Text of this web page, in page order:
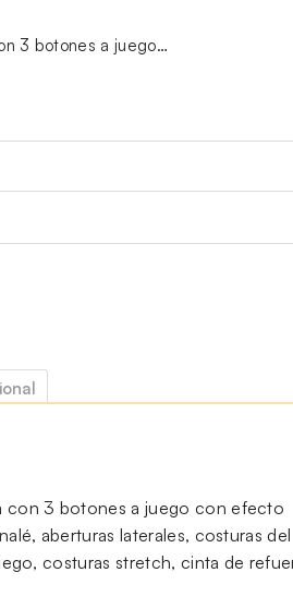
3 botones a juego…
con 3 botones a juego con efecto
aberturas laterales, costuras del
costuras stretch, cinta de